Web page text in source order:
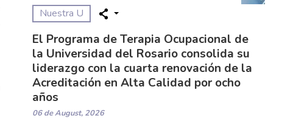
Nuestra U
El Programa de Terapia Ocupacional de
la Universidad del Rosario consolida su
liderazgo con la cuarta renovación de la
Acreditación en Alta Calidad por ocho
años
06 de August, 2026